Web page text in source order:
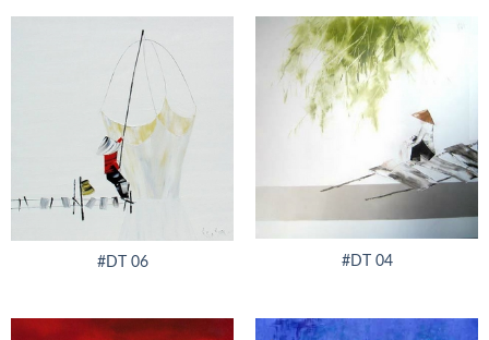
#DT 06 #DT 04